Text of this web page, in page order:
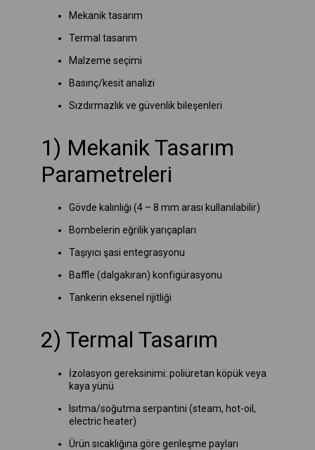
Mekanik tasarım
Termal tasarım
Malzeme seçimi
Basınç/kesit analizi
Sızdırmazlık ve güvenlik bileşenleri
1) Mekanik Tasarım
Parametreleri
Gövde kalınlığı (4 – 8 mm arası kullanılabilir)
Bombelerin eğrilik yarıçapları
Taşıyıcı şasi entegrasyonu
Baffle (dalgakıran) konfigürasyonu
Tankerin eksenel rijitliği
2) Termal Tasarım
İzolasyon gereksinimi: poliüretan köpük veya
kaya yünü
Isıtma/soğutma serpantini (steam, hot-oil,
electric heater)
Ürün sıcaklığına göre genleşme payları